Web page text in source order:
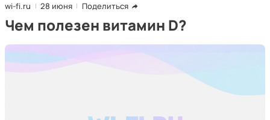
wi-fi.ru 28 июня Поделиться
Чем полезен витамин D?